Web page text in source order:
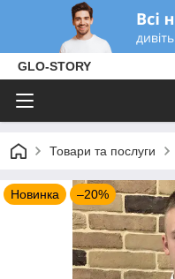
GLO-STORY
Товари та послуги
Новинка –20%